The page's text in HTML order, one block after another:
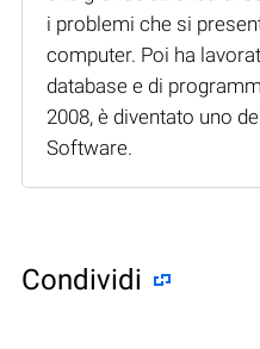
i problemi che si
computer. Poi ha
database e di
2008, è diventato uno
Software.
Condividi